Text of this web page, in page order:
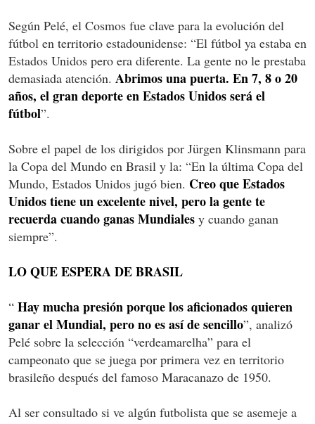
Según Pelé, el Cosmos fue clave para la evolución del
fútbol en territorio estadounidense: “El fútbol ya estaba en
Estados Unidos pero era diferente. La gente no le prestaba
demasiada atención. Abrimos una puerta. En 7, 8 o 20
años, el gran deporte en Estados Unidos será el
fútbol”.
Sobre el papel de los dirigidos por Jürgen Klinsmann para
la Copa del Mundo en Brasil y la: “En la última Copa del
Mundo, Estados Unidos jugó bien. Creo que Estados
Unidos tiene un excelente nivel, pero la gente te
recuerda cuando ganas Mundiales y cuando ganan
siempre”.
LO QUE ESPERA DE BRASIL
“ Hay mucha presión porque los aficionados quieren
ganar el Mundial, pero no es así de sencillo”, analizó
Pelé sobre la selección “verdeamarelha” para el
campeonato que se juega por primera vez en territorio
brasileño después del famoso Maracanazo de 1950.
Al ser consultado si ve algún futbolista que se asemeje a